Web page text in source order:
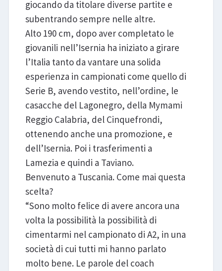
giocando da titolare diverse partite e
subentrando sempre nelle altre.
Alto 190 cm, dopo aver completato le
giovanili nell’Isernia ha iniziato a girare
l’Italia tanto da vantare una solida
esperienza in campionati come quello di
Serie B, avendo vestito, nell’ordine, le
casacche del Lagonegro, della Mymami
Reggio Calabria, del Cinquefrondi,
ottenendo anche una promozione, e
dell’Isernia. Poi i trasferimenti a
Lamezia e quindi a Taviano.
Benvenuto a Tuscania. Come mai questa
scelta?
“Sono molto felice di avere ancora una
volta la possibilità la possibilità di
cimentarmi nel campionato di A2, in una
società di cui tutti mi hanno parlato
molto bene. Le parole del coach